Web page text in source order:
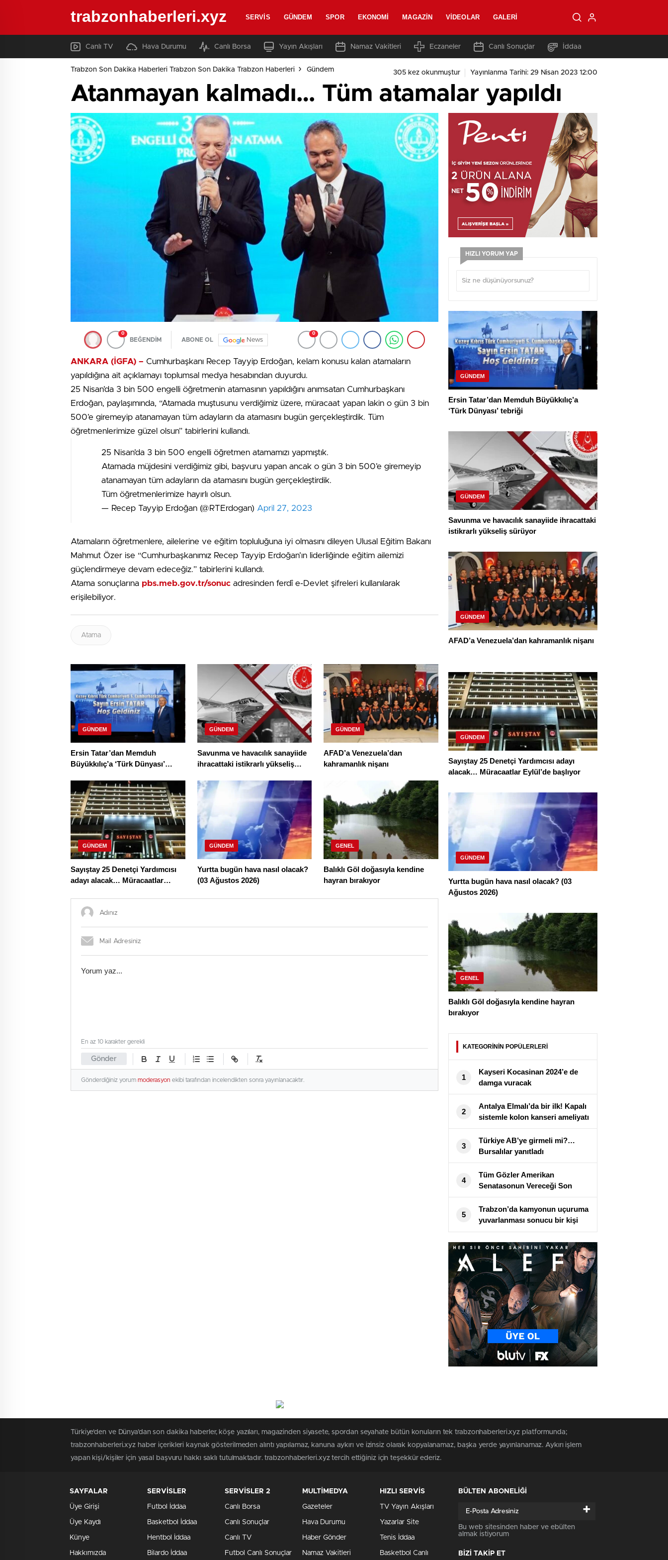
trabzonhaberleri.xyz SERVIS GÜNDEM SPOR EKONOMI MAGAZIN VIDEOLAR GALERI
Canlı TV Hava Durumu Canlı Borsa Yayın Akışları Namaz Vakitleri Eczaneler Canlı Sonuçlar İddaa
Trabzon Son Dakika Haberleri Trabzon Son Dakika Trabzon Haberleri Gündem 305 kez okunmuştur Yayınlanma Tarihi: 29 Nisan 2023 12:00
Atanmayan kalmadı… Tüm atamalar yapıldı
0
BEĞENDİM ABONE OL News
0
ANKARA (İGFA) – Cumhurbaşkanı Recep Tayyip Erdoğan, kelam konusu kalan atamaların
yapıldığına ait açıklamayı toplumsal medya hesabından duyurdu.
25 Nisan’da 3 bin 500 engelli öğretmenin atamasının yapıldığını anımsatan Cumhurbaşkanı
Erdoğan, paylaşımında, “Atamada muştusunu verdiğimiz üzere, müracaat yapan lakin o gün 3 bin
500’e giremeyip atanamayan tüm adayların da atamasını bugün gerçekleştirdik. Tüm
öğretmenlerimize güzel olsun” tabirlerini kullandı.
25 Nisan’da 3 bin 500 engelli öğretmen atamamızı yapmıştık.
Atamada müjdesini verdiğimiz gibi, başvuru yapan ancak o gün 3 bin 500’e giremeyip
atanamayan tüm adayların da atamasını bugün gerçekleştirdik.
Tüm öğretmenlerimize hayırlı olsun.
— Recep Tayyip Erdoğan (@RTErdogan) April 27, 2023
Atamaların öğretmenlere, ailelerine ve eğitim topluluğuna iyi olmasını dileyen Ulusal Eğitim Bakanı
Mahmut Özer ise “Cumhurbaşkanımız Recep Tayyip Erdoğan’ın liderliğinde eğitim ailemizi
güçlendirmeye devam edeceğiz.” tabirlerini kullandı.
Atama sonuçlarına pbs.meb.gov.tr/sonuc adresinden ferdî e-Devlet şifreleri kullanılarak
erişilebiliyor.
Atama
GÜNDEM
Ersin Tatar’dan Memduh
Büyükkılıç’a ‘Türk Dünyası’
GÜNDEM
Savunma ve havacılık sanayiide
ihracattaki istikrarlı yükseliş
GÜNDEM
AFAD’a Venezuela’dan
kahramanlık nişanı
GÜNDEM
Sayıştay 25 Denetçi Yardımcısı
adayı alacak… Müracaatlar
GÜNDEM
Yurtta bugün hava nasıl olacak?
(03 Ağustos 2026)
GENEL
Balıklı Göl doğasıyla kendine
hayran bırakıyor
Gönder
En az 10 karakter gerekli
Gönderdiğiniz yorum moderasyon ekibi tarafından incelendikten sonra yayınlanacaktır.
HIZLI YORUM YAP
GÜNDEM
Ersin Tatar’dan Memduh Büyükkılıç’a
‘Türk Dünyası’ tebriği
GÜNDEM
Savunma ve havacılık sanayiide ihracattaki
istikrarlı yükseliş sürüyor
GÜNDEM
AFAD’a Venezuela’dan kahramanlık nişanı
GÜNDEM
Sayıştay 25 Denetçi Yardımcısı adayı
alacak… Müracaatlar Eylül’de başlıyor
GÜNDEM
Yurtta bugün hava nasıl olacak? (03
Ağustos 2026)
GENEL
Balıklı Göl doğasıyla kendine hayran
bırakıyor
KATEGORİNİN POPÜLERLERİ
1
Kayseri Kocasinan 2024’e de
damga vuracak
2
Antalya Elmalı’da bir ilk! Kapalı
sistemle kolon kanseri ameliyatı
yapıldı!
3
Türkiye AB’ye girmeli mi?…
Bursalılar yanıtladı
4
Tüm Gözler Amerikan
Senatasonun Vereceği Son
Kararda
5
Trabzon’da kamyonun uçuruma
yuvarlanması sonucu bir kişi
öldü
Türkiye'den ve Dünya’dan son dakika haberler, köşe yazıları, magazinden siyasete, spordan seyahate bütün konuların tek trabzonhaberleri.xyz platformunda;
trabzonhaberleri.xyz haber içerikleri kaynak gösterilmeden alıntı yapılamaz, kanuna aykırı ve izinsiz olarak kopyalanamaz, başka yerde yayınlanamaz. Aykırı işlem
yapan kişi/kişiler için yasal başvuru hakkı saklı tutulmaktadır. trabzonhaberleri.xyz tercih ettiğiniz için teşekkür ederiz.
SAYFALAR
Üye Girişi
Üye Kaydı
Künye
Hakkımızda
SERVİSLER
Futbol İddaa
Basketbol İddaa
Hentbol İddaa
Bilardo İddaa
SERVİSLER 2
Canlı Borsa
Canlı Sonuçlar
Canlı TV
Futbol Canlı Sonuçlar
MULTİMEDYA
Gazeteler
Hava Durumu
Haber Gönder
Namaz Vakitleri
HIZLI SERVİS
TV Yayın Akışları
Yazarlar Site
Tenis İddaa
Basketbol Canlı
BÜLTEN ABONELİĞİ
+
Bu web sitesinden haber ve ebülten
almak istiyorum
BİZİ TAKİP ET